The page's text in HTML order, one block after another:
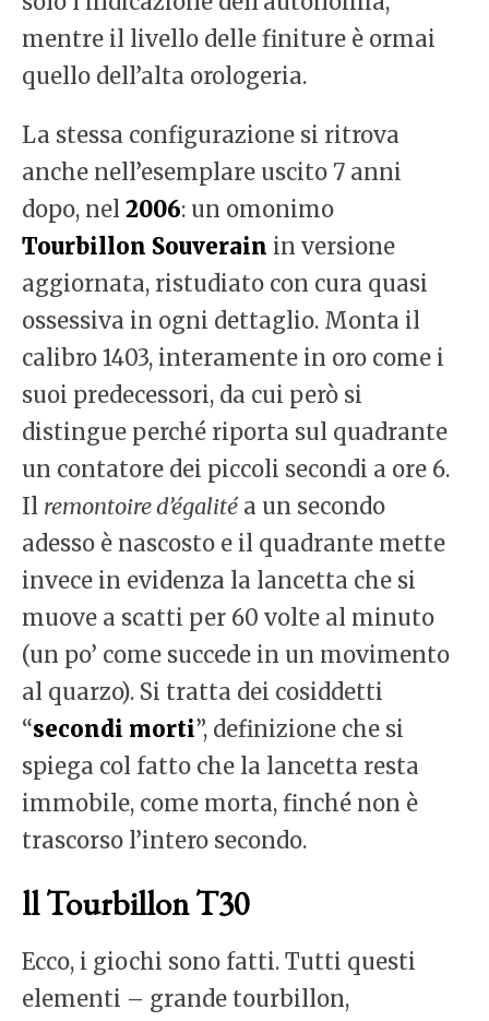
mentre il livello delle finiture è ormai
quello dell’alta orologeria.
La stessa configurazione si ritrova
anche nell’esemplare uscito 7 anni
dopo, nel 2006: un omonimo
Tourbillon Souverain in versione
aggiornata, ristudiato con cura quasi
ossessiva in ogni dettaglio. Monta il
calibro 1403, interamente in oro come i
suoi predecessori, da cui però si
distingue perché riporta sul quadrante
un contatore dei piccoli secondi a ore 6.
Il remontoire d’égalitéa un secondo
adesso è nascosto e il quadrante mette
invece in evidenza la lancetta che si
muove a scatti per 60 volte al minuto
(un po’ come succede in un movimento
al quarzo). Si tratta dei cosiddetti
“secondi morti”, definizione che si
spiega col fatto che la lancetta resta
immobile, come morta, finché non è
trascorso l’intero secondo.
ll Tourbillon T30
Ecco, i giochi sono fatti. Tutti questi
elementi – grande tourbillon,